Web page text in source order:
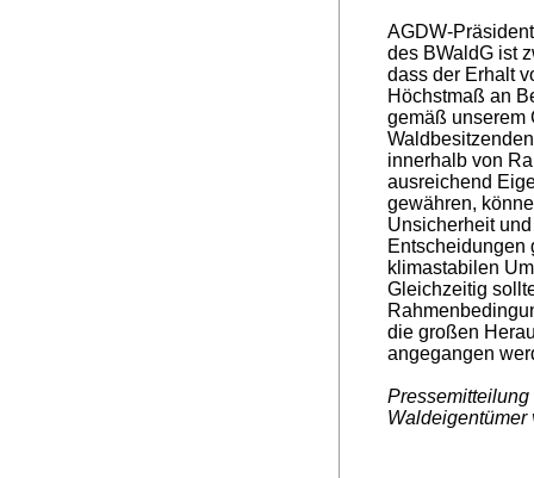
AGDW-
des BWaldG ist
dass der Erhalt
Höchstmaß an
gemäß unserem
innerhalb von
ausreichend
gewähren,
Unsicherheit
Entscheidungen
klimastabilen
Gleichzeitig
die großen
angegangen
Pressemitteilung
Waldeigentümer